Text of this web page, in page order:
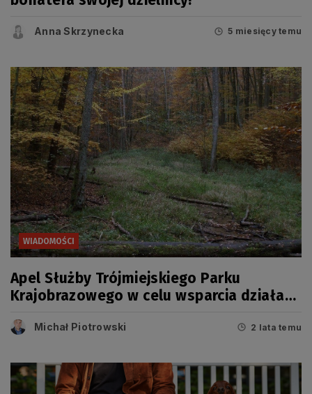
Anna Skrzynecka 5 miesięcy temu
WIADOMOŚCI
Apel Służby Trójmiejskiego Parku
Krajobrazowego w celu wsparcia działań
Michał Piotrowski 2 lata temu